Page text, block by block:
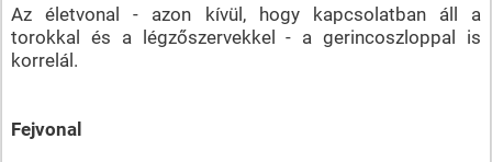
Az életvonal - azon kívül, hogy kapcsolatban áll a
torokkal és a légzőszervekkel - a gerincoszloppal is
korrelál.
Fejvonal